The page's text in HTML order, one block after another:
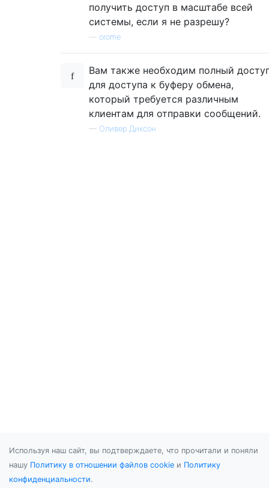
получить доступ в масштабе всей
системы, если я не разрешу?
orome
Вам также необходим полный
для доступа к буферу обмена,
который требуется различным
клиентам для отправки сообщений.
— Оливер Диксон
Используя наш сайт, вы подтверждаете, что прочитали и поняли
нашу Политику в отношении файлов cookie и Политику
конфиденциальности.